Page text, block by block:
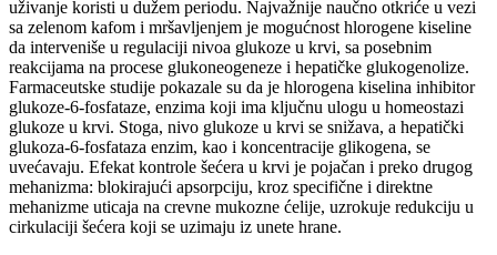
uživanje koristi u dužem periodu. Najvažnije naučno otkriće u vezi
sa zelenom kafom i mršavljenjem je mogućnost hlorogene kiseline
da interveniše u regulaciji nivoa glukoze u krvi, sa posebnim
reakcijama na procese glukoneogeneze i hepatičke glukogenolize.
Farmaceutske studije pokazale su da je hlorogena kiselina inhibitor
glukoze-6-fosfataze, enzima koji ima ključnu ulogu u homeostazi
glukoze u krvi. Stoga, nivo glukoze u krvi se snižava, a hepatički
glukoza-6-fosfataza enzim, kao i koncentracije glikogena, se
uvećavaju. Efekat kontrole šećera u krvi je pojačan i preko drugog
mehanizma: blokirajući apsorpciju, kroz specifične i direktne
mehanizme uticaja na crevne mukozne ćelije, uzrokuje redukciju u
cirkulaciji šećera koji se uzimaju iz unete hrane.